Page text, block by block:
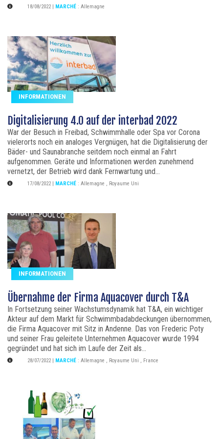
18/08/2022 MARCHÉ : Allemagne
INFORMATIONEN
Digitalisierung 4.0 auf der interbad 2022
War der Besuch in Freibad, Schwimmhalle oder Spa vor Corona
vielerorts noch ein analoges Vergnügen, hat die Digitalisierung der
Bäder- und Saunabranche seitdem noch einmal an Fahrt
aufgenommen. Geräte und Informationen werden zunehmend
vernetzt, der Betrieb wird dank Fernwartung und...
17/08/2022 MARCHÉ : Allemagne , Royaume Uni
INFORMATIONEN
Übernahme der Firma Aquacover durch T&A
In Fortsetzung seiner Wachstumsdynamik hat T&A, ein wichtiger
Akteur auf dem Markt für Schwimmbadabdeckungen übernommen,
die Firma Aquacover mit Sitz in Andenne. Das von Frederic Poty
und seiner Frau geleitete Unternehmen Aquacover wurde 1994
gegründet und hat sich im Laufe der Zeit als...
28/07/2022 MARCHÉ : Allemagne , Royaume Uni , France